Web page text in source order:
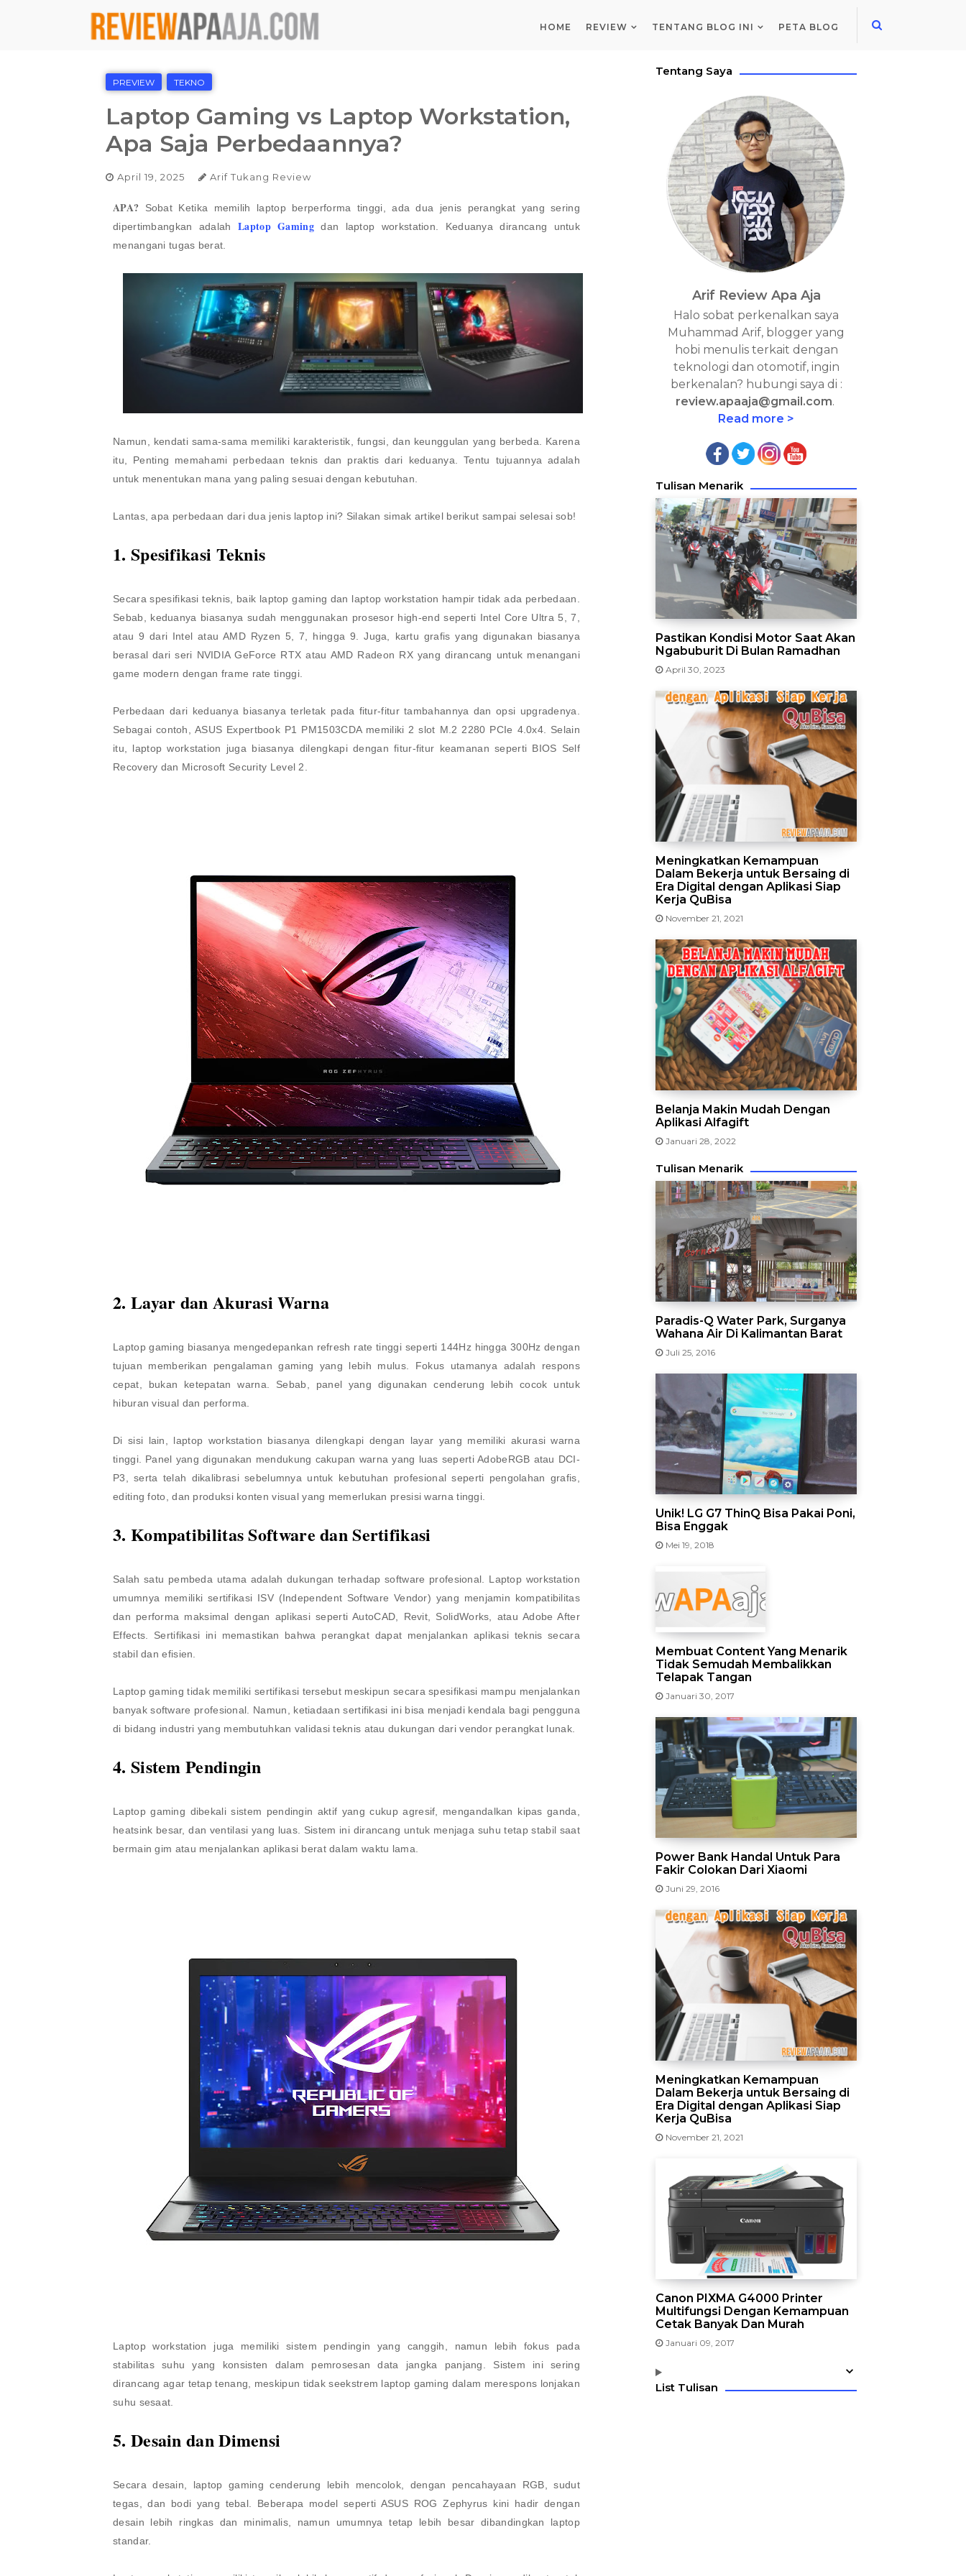
HOME REVIEW TENTANG BLOG INI PETA BLOG
PREVIEW TEKNO
Laptop Gaming vs Laptop Workstation,
Apa Saja Perbedaannya?
April 19, 2025 Arif Tukang Review
APA?
Sobat Ketika memilih laptop berperforma tinggi, ada dua jenis perangkat yang sering
dipertimbangkan adalahLaptop Gamingdan laptop workstation. Keduanya dirancang untuk
menangani tugas berat.
Namun, kendati sama-sama memiliki karakteristik, fungsi, dan keunggulan yang berbeda. Karena
itu, Penting memahami perbedaan teknis dan praktis dari keduanya. Tentu tujuannya adalah
untuk menentukan mana yang paling sesuai dengan kebutuhan.
Lantas, apa perbedaan dari dua jenis laptop ini? Silakan simak artikel berikut sampai selesai sob!
1. Spesifikasi Teknis
Secara spesifikasi teknis, baik laptop gaming dan laptop workstation hampir tidak ada perbedaan.
Sebab, keduanya biasanya sudah menggunakan prosesor high-end seperti Intel Core Ultra 5, 7,
atau 9 dari Intel atau AMD Ryzen 5, 7, hingga 9. Juga, kartu grafis yang digunakan biasanya
berasal dari seri NVIDIA GeForce RTX atau AMD Radeon RX yang dirancang untuk menangani
game modern dengan frame rate tinggi.
Perbedaan dari keduanya biasanya terletak pada fitur-fitur tambahannya dan opsi upgradenya.
Sebagai contoh, ASUS Expertbook P1 PM1503CDA memiliki 2 slot M.2 2280 PCIe 4.0x4. Selain
itu, laptop workstation juga biasanya dilengkapi dengan fitur-fitur keamanan seperti BIOS Self
Recovery dan Microsoft Security Level 2.
2. Layar dan Akurasi Warna
Laptop gaming biasanya mengedepankan refresh rate tinggi seperti 144Hz hingga 300Hz dengan
tujuan memberikan pengalaman gaming yang lebih mulus. Fokus utamanya adalah respons
cepat, bukan ketepatan warna. Sebab, panel yang digunakan cenderung lebih cocok untuk
hiburan visual dan performa.
Di sisi lain, laptop workstation biasanya dilengkapi dengan layar yang memiliki akurasi warna
tinggi. Panel yang digunakan mendukung cakupan warna yang luas seperti AdobeRGB atau DCI-
P3, serta telah dikalibrasi sebelumnya untuk kebutuhan profesional seperti pengolahan grafis,
editing foto, dan produksi konten visual yang memerlukan presisi warna tinggi.
3. Kompatibilitas Software dan Sertifikasi
Salah satu pembeda utama adalah dukungan terhadap software profesional. Laptop workstation
umumnya memiliki sertifikasi ISV (Independent Software Vendor) yang menjamin kompatibilitas
dan performa maksimal dengan aplikasi seperti AutoCAD, Revit, SolidWorks, atau Adobe After
Effects. Sertifikasi ini memastikan bahwa perangkat dapat menjalankan aplikasi teknis secara
stabil dan efisien.
Laptop gaming tidak memiliki sertifikasi tersebut meskipun secara spesifikasi mampu menjalankan
banyak software profesional. Namun, ketiadaan sertifikasi ini bisa menjadi kendala bagi pengguna
di bidang industri yang membutuhkan validasi teknis atau dukungan dari vendor perangkat lunak.
4. Sistem Pendingin
Laptop gaming dibekali sistem pendingin aktif yang cukup agresif, mengandalkan kipas ganda,
heatsink besar, dan ventilasi yang luas. Sistem ini dirancang untuk menjaga suhu tetap stabil saat
bermain gim atau menjalankan aplikasi berat dalam waktu lama.
Laptop workstation juga memiliki sistem pendingin yang canggih, namun lebih fokus pada
stabilitas suhu yang konsisten dalam pemrosesan data jangka panjang. Sistem ini sering
dirancang agar tetap tenang, meskipun tidak seekstrem laptop gaming dalam merespons lonjakan
suhu sesaat.
5. Desain dan Dimensi
Secara desain, laptop gaming cenderung lebih mencolok, dengan pencahayaan RGB, sudut
tegas, dan bodi yang tebal. Beberapa model seperti ASUS ROG Zephyrus kini hadir dengan
desain lebih ringkas dan minimalis, namun umumnya tetap lebih besar dibandingkan laptop
standar.
Tentang Saya
Arif Review Apa Aja
Halo sobat perkenalkan saya
Muhammad Arif, blogger yang
hobi menulis terkait dengan
teknologi dan otomotif, ingin
berkenalan? hubungi saya di :
review.apaaja@gmail.com.
Read more >
Tulisan Menarik
Pastikan Kondisi Motor Saat Akan
Ngabuburit Di Bulan Ramadhan
April 30, 2023
Meningkatkan Kemampuan
Dalam Bekerja untuk Bersaing di
Era Digital dengan Aplikasi Siap
Kerja QuBisa
November 21, 2021
Belanja Makin Mudah Dengan
Aplikasi Alfagift
Januari 28, 2022
Tulisan Menarik
Paradis-Q Water Park, Surganya
Wahana Air Di Kalimantan Barat
Juli 25, 2016
Unik! LG G7 ThinQ Bisa Pakai Poni,
Bisa Enggak
Mei 19, 2018
Membuat Content Yang Menarik
Tidak Semudah Membalikkan
Telapak Tangan
Januari 30, 2017
Power Bank Handal Untuk Para
Fakir Colokan Dari Xiaomi
Juni 29, 2016
Meningkatkan Kemampuan
Dalam Bekerja untuk Bersaing di
Era Digital dengan Aplikasi Siap
Kerja QuBisa
November 21, 2021
Canon PIXMA G4000 Printer
Multifungsi Dengan Kemampuan
Cetak Banyak Dan Murah
Januari 09, 2017
List Tulisan